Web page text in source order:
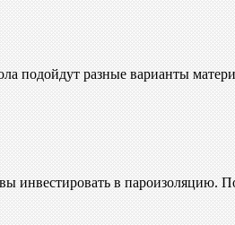
подойдут разные варианты
инвестировать в пароизоляцию.